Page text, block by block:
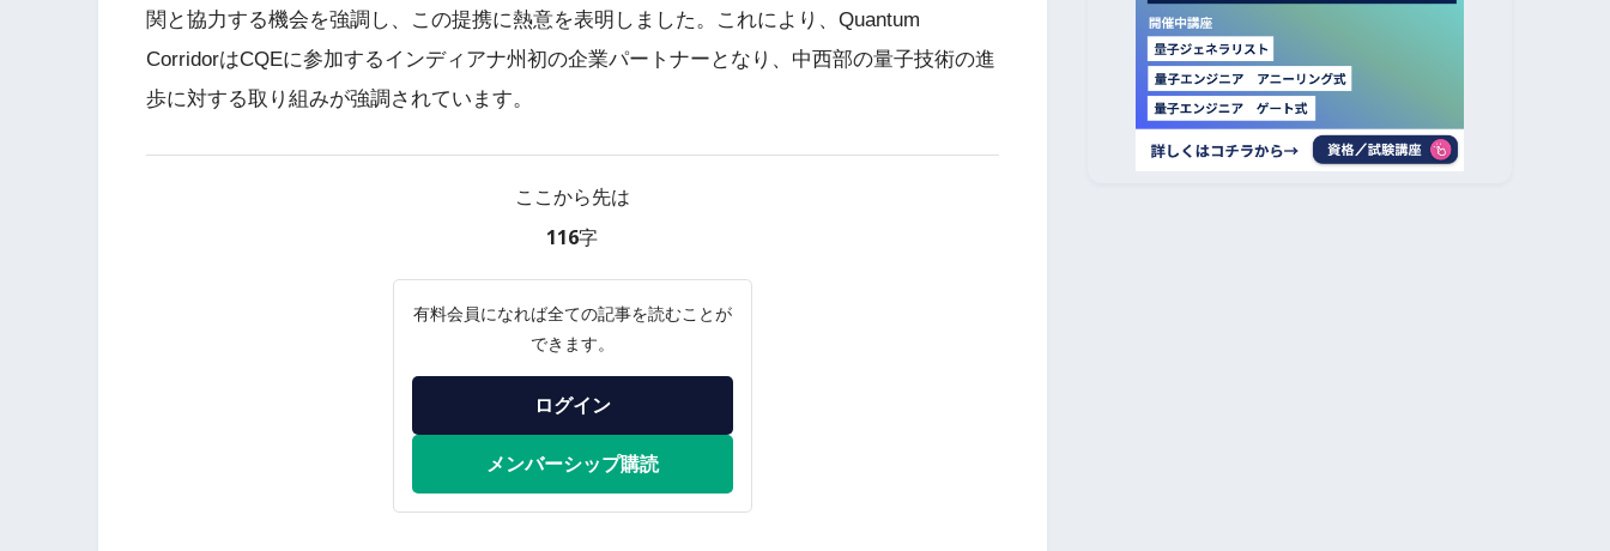
関と協力する機会を強調し、この提携に熱意を表明しました。これにより、Quantum
CorridorはCQEに参加するインディアナ州初の企業パートナーとなり、中西部の量子技術の進
歩に対する取り組みが強調されています。
ここから先は
116字
有料会員になれば全ての記事を読むことが
できます。
ログイン
メンバーシップ購読